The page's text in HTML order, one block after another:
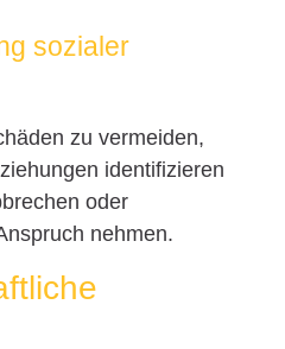
sozialer
zu vermeiden,
identifizieren
oder
nehmen.